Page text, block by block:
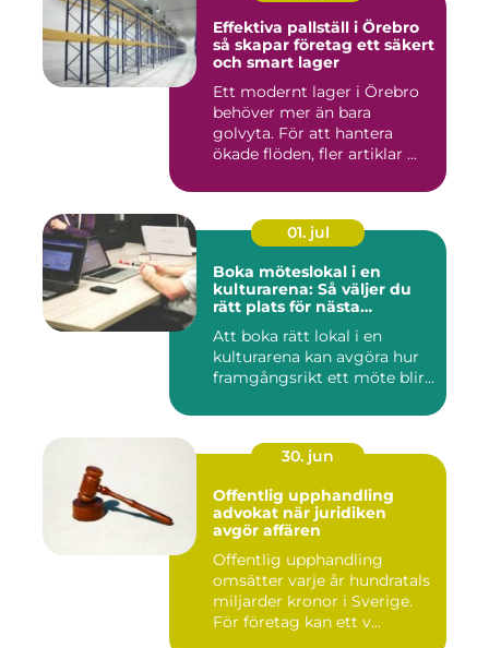
Effektiva pallställ i Örebro
så skapar företag ett säkert
och smart lager
Ett modernt lager i Örebro
behöver mer än bara
golvyta. För att hantera
ökade flöden, fler artiklar ...
01. jul
Boka möteslokal i en
kulturarena: Så väljer du
rätt plats för nästa
Att boka rätt lokal i en
kulturarena kan avgöra hur
framgångsrikt ett möte blir...
30. jun
Offentlig upphandling
advokat när juridiken
avgör affären
Offentlig upphandling
omsätter varje år hundratals
miljarder kronor i Sverige.
För företag kan ett v...